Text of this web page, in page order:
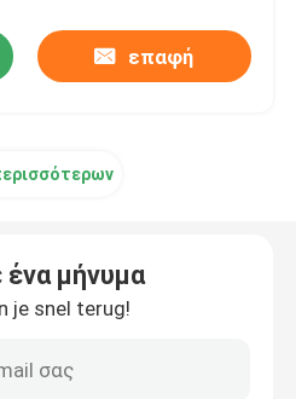
επαφή
μήνυμα
je snel terug!